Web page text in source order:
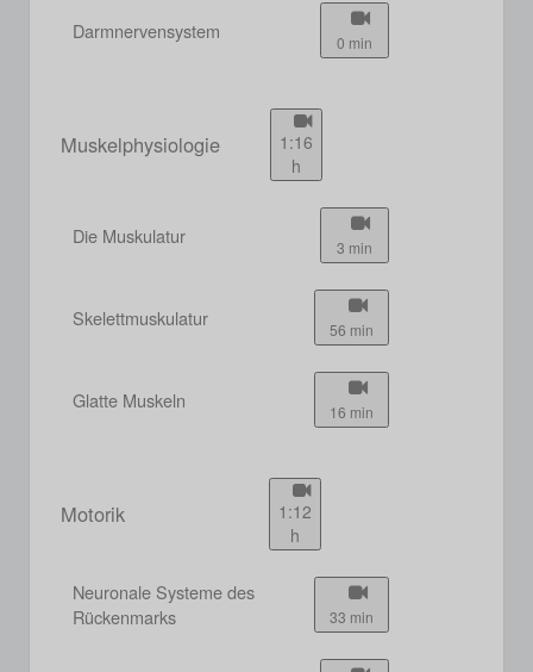
Darmnervensystem 0 min
Muskelphysiologie
1:16
h
Die Muskulatur 3 min
Skelettmuskulatur 56 min
Glatte Muskeln 16 min
Motorik
1:12
h
Neuronale Systeme des
Rückenmarks
33 min